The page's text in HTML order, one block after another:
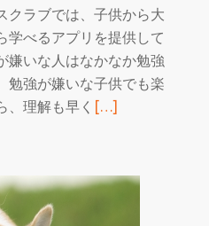
ル
ス
ク
ラ
ブ
クラブでは、子供から大
学べるアプリを提供して
嫌いな人はなかなか勉強
勉強が嫌いな子供でも楽
、理解も早く 続
読
[…]